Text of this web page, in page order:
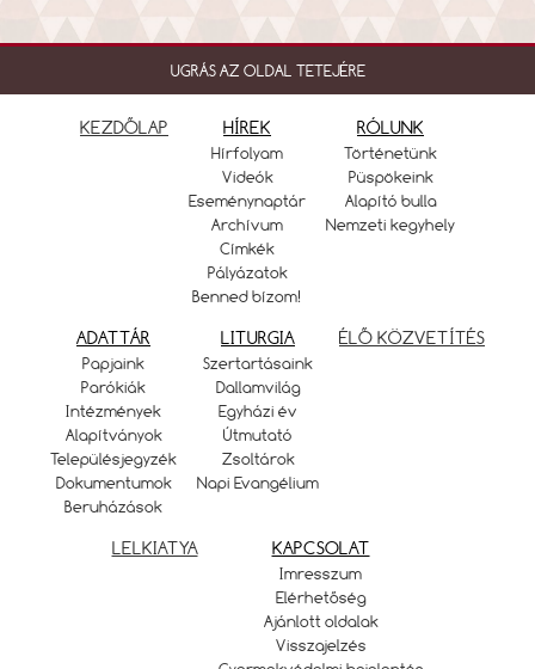
UGRÁS AZ OLDAL TETEJÉRE
KEZDŐLAP HÍREK
Hírfolyam
Videók
Eseménynaptár
Archívum
Címkék
Pályázatok
Benned bízom!
RÓLUNK
Történetünk
Püspökeink
Alapító bulla
Nemzeti kegyhely
ADATTÁR
Papjaink
Parókiák
Intézmények
Alapítványok
Településjegyzék
Dokumentumok
Beruházások
LITURGIA
Szertartásaink
Dallamvilág
Egyházi év
Útmutató
Zsoltárok
Napi Evangélium
ÉLŐ KÖZVETÍTÉS
LELKIATYA KAPCSOLAT
Imresszum
Elérhetőség
Ajánlott oldalak
Visszajelzés